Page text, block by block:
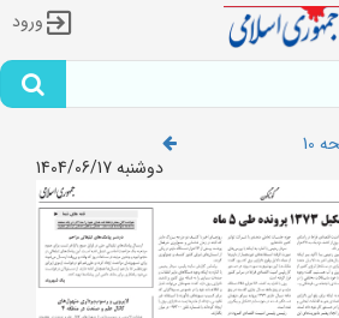
ورود
10
دوشنبه 1404/06/17